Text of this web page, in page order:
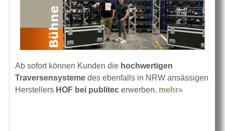
Ab sofort können Kunden die hochwertigen
Traversensysteme des ebenfalls in NRW ansässigen
Herstellers HOF bei publitec erwerben. mehr»